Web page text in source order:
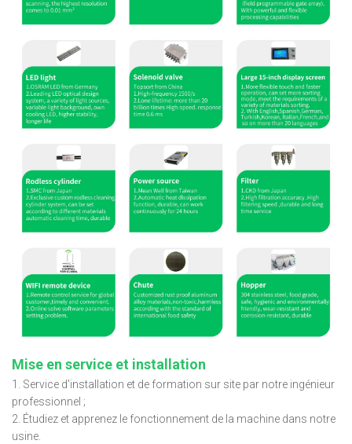
Mise en service et installation
1. Service d'installation et de formation sur site par notre ingénieur
professionnel ;
2. Étudiez et apprenez le fonctionnement de la machine dans notre
usine.